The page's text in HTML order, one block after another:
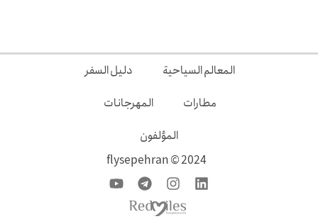
المعالم السياحية
دليل السفر
مطارات
المهرجانات
المؤلفون
2024 © flysepehran